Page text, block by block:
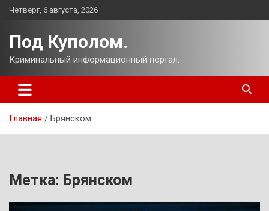
Перейти
Четверг, 6 августа, 2026
Под Куполом.
Криминальный информационный портал.
Главная Брянском
Метка: Брянском